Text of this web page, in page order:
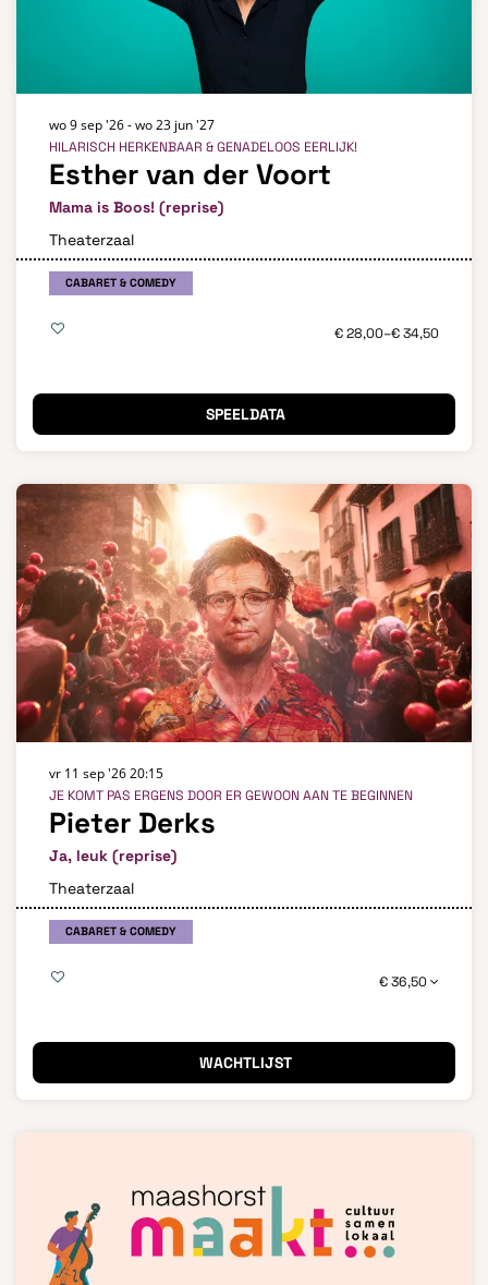
Esther van der Voort
Mama is Boos! (reprise)
HILARISCH HERKENBAAR & GENADELOOS EERLIJK!
wo 9 sep '26-wo 23 jun '27
Theaterzaal
CABARET & COMEDY
€ 28,00–€ 34,50
SPEELDATA
Pieter Derks
Ja, leuk (reprise)
JE KOMT PAS ERGENS DOOR ER GEWOON AAN TE BEGINNEN
vr 11 sep '2620:15
Theaterzaal
CABARET & COMEDY
€ 36,50
WACHTLIJST